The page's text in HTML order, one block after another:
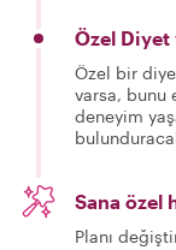
Özel Diyet
Özel bir
varsa, bunu
deneyim
Sana özel
Planı